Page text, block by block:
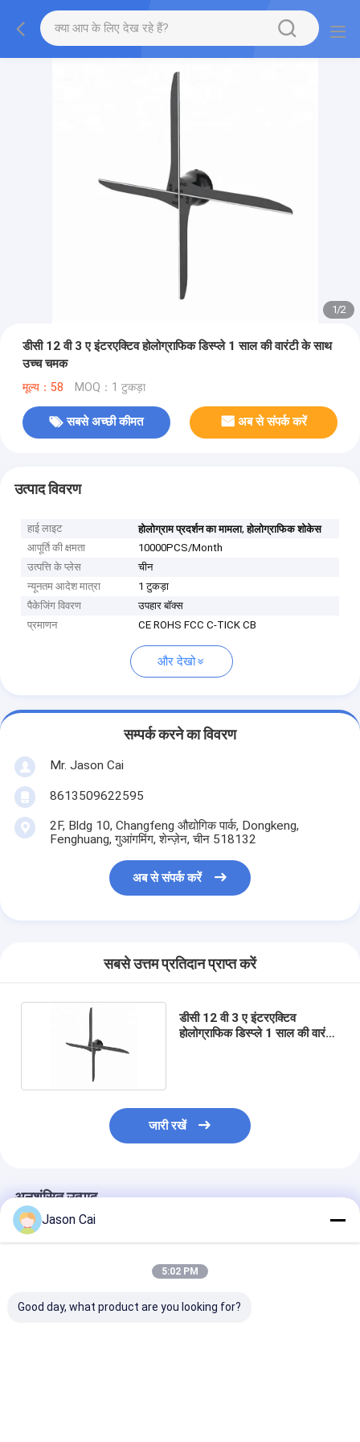
1/2
डीसी 12 वी 3 ए इंटरएक्टिव होलोग्राफिक डिस्प्ले 1 साल की वारंटी के साथ
उच्च चमक
मूल्य：58 MOQ：1 टुकड़ा
सबसे अच्छी कीमत अब से संपर्क करें
उत्पाद विवरण
हाई लाइट होलोग्राम प्रदर्शन का मामला,होलोग्राफिक शोकेस
आपूर्ति की क्षमता
10000PCS/Month
उत्पत्ति के प्लेस
चीन
न्यूनतम आदेश मात्रा
1 टुकड़ा
पैकेजिंग विवरण
उपहार बॉक्स
प्रमाणन
CE ROHS FCC C-TICK CB
और देखो
सम्पर्क करने का विवरण
Mr. Jason Cai
8613509622595
2F, Bldg 10, Changfeng औद्योगिक पार्क, Dongkeng,
Fenghuang, गुआंगमिंग, शेन्ज़ेन, चीन 518132
अब से संपर्क करें
सबसे उत्तम प्रतिदान प्राप्त करें
डीसी 12 वी 3 ए इंटरएक्टिव
होलोग्राफिक डिस्प्ले 1 साल की वारंटी
जारी रखें
अनुशंसित उत्पाद
Jason Cai
5:02 PM
Good day, what product are you looking for?